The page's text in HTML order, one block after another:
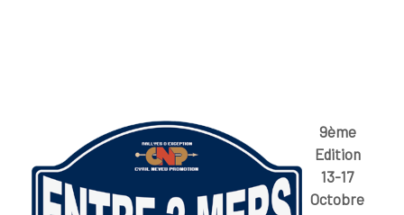
9ème
Edition
13-17
Octobre